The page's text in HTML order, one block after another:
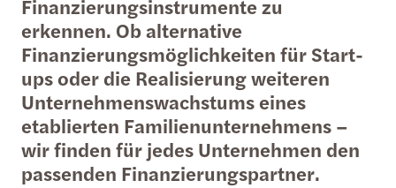
Finanzierungsinstrumente zu
erkennen. Ob alternative
Finanzierungsmöglichkeiten für Start-
ups oder die Realisierung weiteren
Unternehmenswachstums eines
etablierten Familienunternehmens –
wir finden für jedes Unternehmen den
passenden Finanzierungspartner.